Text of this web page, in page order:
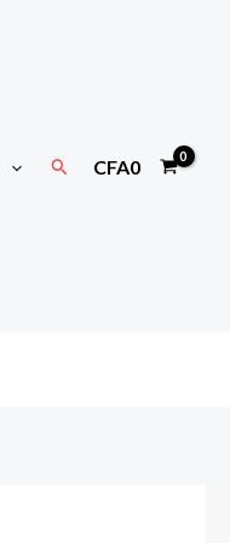
BuscarCFA0